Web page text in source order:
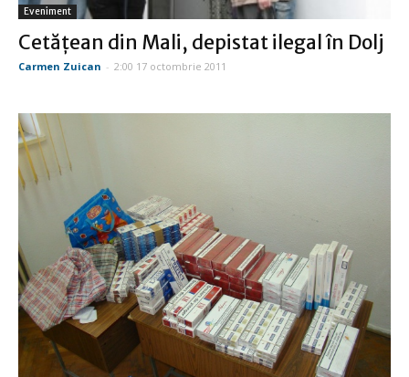
Eveniment
Cetăţean din Mali, depistat ilegal în Dolj
Carmen Zuican - 2:00 17 octombrie 2011